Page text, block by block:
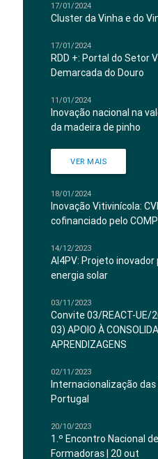
17/01/2024
Cluster da Vinha e do
17/01/2024
RDD +: Portal do Setor
Demarcada do Douro
11/01/2024
Inovação nacional na
da madeira de pinho
VER MAIS
18/01/2024
Inovação Vitivinícola:
cofinanciado pelo
14/12/2023
AI4PV: Projeto
energia solar
03/11/2023
Convite 03/REACT-UE/
03) APOIO À
APRENDIZAGENS
02/11/2023
Internacionalização
Portugal
20/10/2023
1.º Encontro Nacional
Formadoras | 20 out